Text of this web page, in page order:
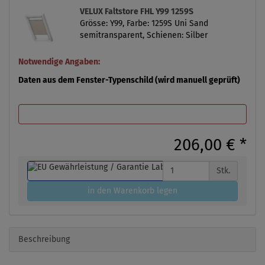
VELUX Faltstore FHL Y99 1259S
Grösse: Y99, Farbe: 1259S Uni Sand
semitransparent, Schienen: Silber
Notwendige Angaben:
Daten aus dem Fenster-Typenschild (wird manuell geprüft)
206,00 € *
Stk.
in den Warenkorb legen
Beschreibung